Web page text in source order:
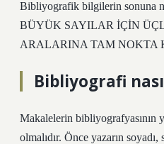
Bibliyografik bilgilerin sonuna
BÜYÜK SAYILAR İÇİN
ARALARINA TAM NOKTA
Bibliyografi
Makalelerin bibliyografyasının
olmalıdır. Önce yazarın soyadı,